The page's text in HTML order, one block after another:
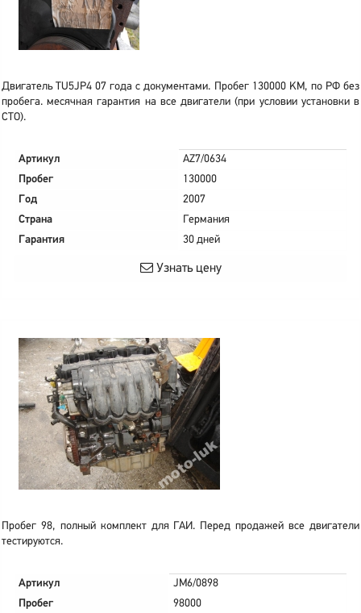
Двигатель TU5JP4 07 года с документами. Пробег 130000 KM, по РФ без
пробега. месячная гарантия на все двигатели (при условии установки в
СТО).
Артикул
AZ7/0634
Пробег
130000
Год
2007
Страна
Германия
Гарантия
30 дней
Узнать цену
Пробег 98, полный комплект для ГАИ. Перед продажей все двигатели
тестируются.
Артикул
JM6/0898
Пробег
98000